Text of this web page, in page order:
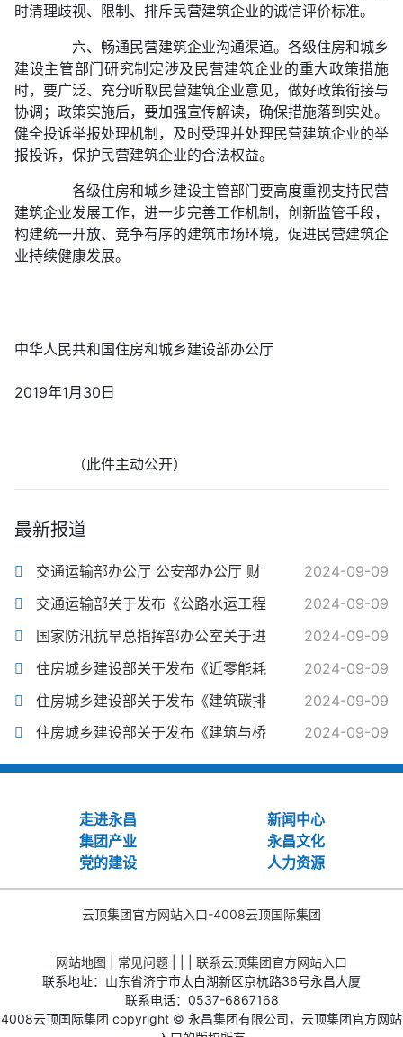
时清理歧视、限制、排斥民营建筑企业的诚信评价标准。
六、畅通民营建筑企业沟通渠道。各级住房和城乡
建设主管部门研究制定涉及民营建筑企业的重大政策措施
时，要广泛、充分听取民营建筑企业意见，做好政策衔接与
协调；政策实施后，要加强宣传解读，确保措施落到实处。
健全投诉举报处理机制，及时受理并处理民营建筑企业的举
报投诉，保护民营建筑企业的合法权益。
各级住房和城乡建设主管部门要高度重视支持民营
建筑企业发展工作，进一步完善工作机制，创新监管手段，
构建统一开放、竞争有序的建筑市场环境，促进民营建筑企
业持续健康发展。
中华人民共和国住房和城乡建设部办公厅
2019年1月30日
（此件主动公开）
最新报道
交通运输部办公厅 公安部办公厅 财
2024-09-09
交通运输部关于发布《公路水运工程
2024-09-09
国家防汛抗旱总指挥部办公室关于进
2024-09-09
住房城乡建设部关于发布《近零能耗
2024-09-09
住房城乡建设部关于发布《建筑碳排
2024-09-09
住房城乡建设部关于发布《建筑与桥
2024-09-09
走进永昌
新闻中心
集团产业
永昌文化
党的建设
人力资源
云顶集团官方网站入口-4008云顶国际集团
网站地图 常见问题
联系云顶集团官方网站入口
联系地址：山东省济宁市太白湖新区京杭路36号永昌大厦
联系电话：0537-6867168
4008云顶国际集团 copyright © 永昌集团有限公司，云顶集团官方网站